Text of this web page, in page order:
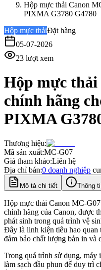
Hộp mực thải Canon
PIXMA G3780 G4780
Hộp mực thảiĐặt hàng
05-07-2026
23 lượt xem
Hộp mực
chính hãng
PIXMA
Thương hiệu:
Mã sản xuất:MC-G07
Giá tham khảo:Liên hệ
Địa chỉ bán:0 doanh nghiệp
Mô tả chi tiết Thông
Hộp mực thải Canon MC-
chính hãng của Canon, được
phát sinh trong quá trình vệ
Đây là linh kiện tiêu hao quan
đảm bảo chất lượng bản in và
Trong quá trình sử dụng, máy
làm sạch đầu phun để duy trì